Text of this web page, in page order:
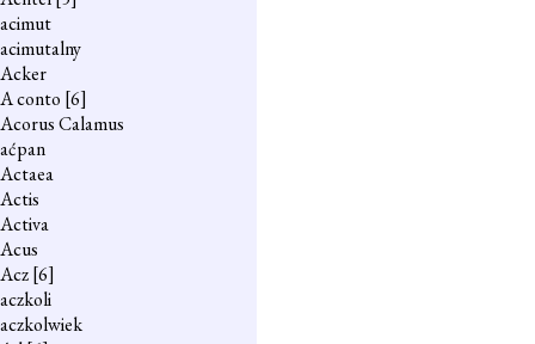
acimut
acimutalny
Acker
A conto [6]
Acorus Calamus
aćpan
Actaea
Actis
Activa
Acus
Acz[6]
aczkoli
aczkolwiek